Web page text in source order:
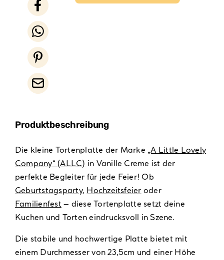
Produktbeschreibung
Die kleine Tortenplatte der Marke „A Little Lovely
Company“ (ALLC) in Vanille Creme ist der
perfekte Begleiter für jede Feier! Ob
Geburtstagsparty, Hochzeitsfeier oder
Familienfest – diese Tortenplatte setzt deine
Kuchen und Torten eindrucksvoll in Szene.
Die stabile und hochwertige Platte bietet mit
einem Durchmesser von 23,5cm und einer Höhe